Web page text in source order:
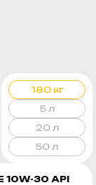
10W-30 API
180 кг
5 л
20 л
50 л